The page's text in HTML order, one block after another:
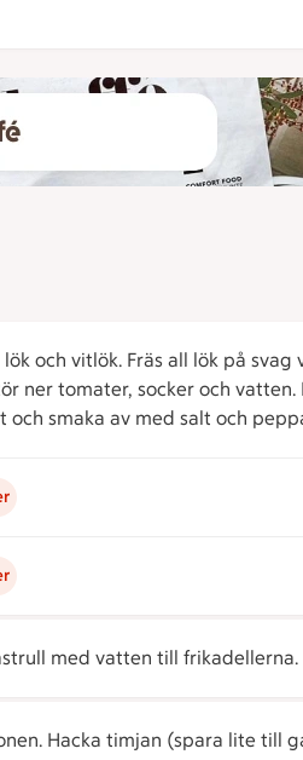
och vitlök. Fräs all lök på
ner tomater, socker och vatten.
och smaka av med salt och
med vatten till frikadellerna.
Hacka timjan (spara lite till